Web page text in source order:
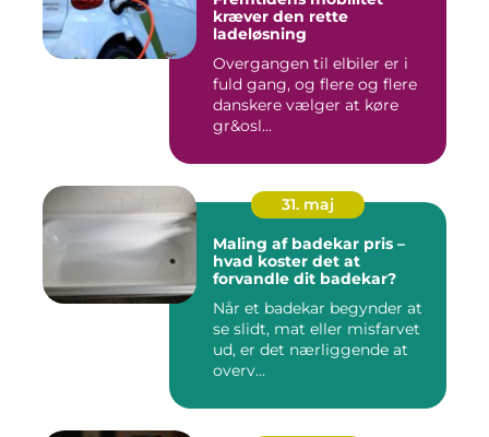
kræver den rette
ladeløsning
Overgangen til elbiler er i
fuld gang, og flere og flere
danskere vælger at køre
gr&osl...
31. maj
Maling af badekar pris –
hvad koster det at
forvandle dit badekar?
Når et badekar begynder at
se slidt, mat eller misfarvet
ud, er det nærliggende at
overv...